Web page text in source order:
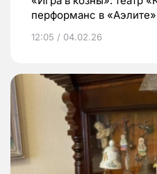
перформанс в «Аэлите»
12:05 / 04.02.26